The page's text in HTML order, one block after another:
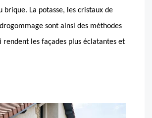
brique. La potasse, les cristaux de
sont ainsi des méthodes
rendent les façades plus éclatantes et